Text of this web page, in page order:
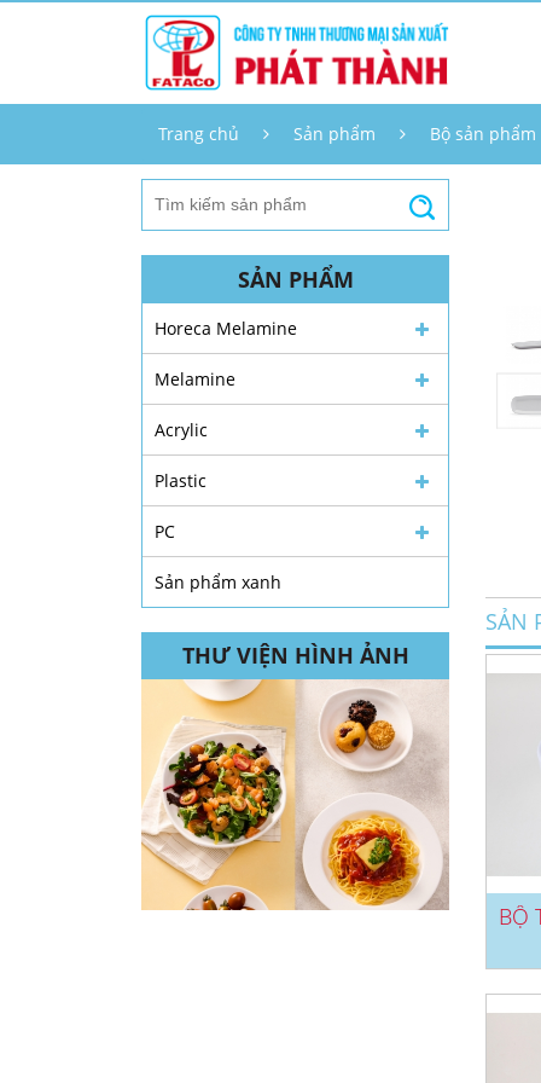
Trang chủ Sản phẩm Bộ sản
SẢN PHẨM
Horeca Melamine
Melamine
Acrylic
Plastic
PC
Sản phẩm xanh
THƯ VIỆN HÌNH ẢNH
SẢN